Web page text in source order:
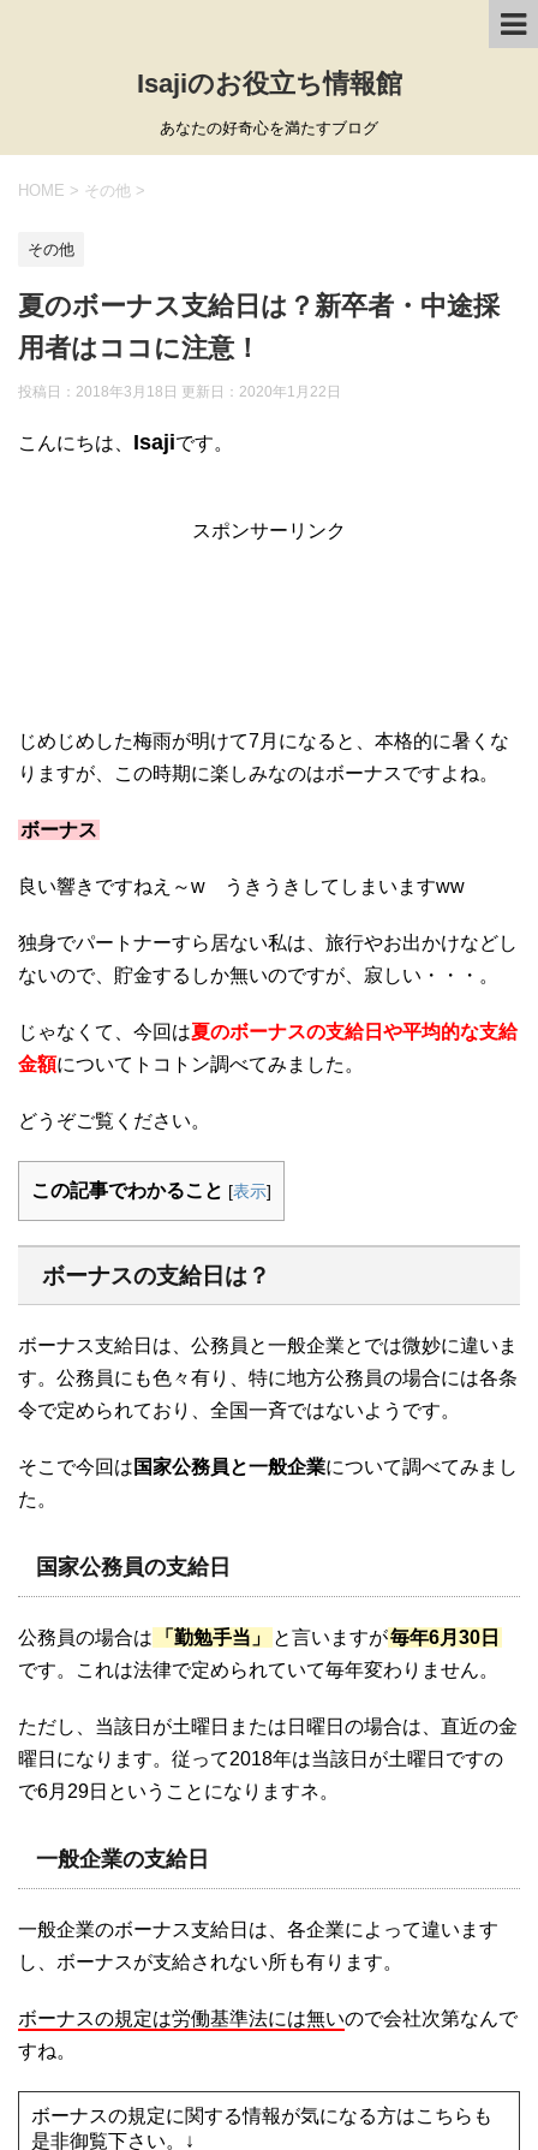
Isajiのお役立ち情報館
あなたの好奇心を満たすブログ
HOME > その他 >
その他
夏のボーナス支給日は？新卒者・中途採
用者はココに注意！
投稿日：2018年3月18日 更新日： 2020年1月22日
こんにちは、 Isajiです。
スポンサーリンク
じめじめした梅雨が明けて7月になると、本格的に暑くな
りますが、この時期に楽しみなのはボーナスですよね。
ボーナス
良い響きですねえ～w うきうきしてしまいますww
独身でパートナーすら居ない私は、旅行やお出かけなどし
ないので、貯金するしか無いのですが、寂しい・・・。
じゃなくて、今回は夏のボーナスの支給日や平均的な支給
金額についてトコトン調べてみました。
どうぞご覧ください。
この記事でわかること [表示]
ボーナスの支給日は？
ボーナス支給日は、公務員と一般企業とでは微妙に違いま
す。公務員にも色々有り、特に地方公務員の場合には各条
令で定められており、全国一斉ではないようです。
そこで今回は 国家公務員と一般企業について調べてみまし
た。
国家公務員の支給日
公務員の場合は 「勤勉手当」 と言いますが毎年6月30日
です。これは法律で定められていて毎年変わりません。
ただし、当該日が土曜日または日曜日の場合は、直近の金
曜日になります。従って2018年は当該日が土曜日ですの
で6月29日ということになりますネ。
一般企業の支給日
一般企業のボーナス支給日は、各企業によって違います
し、ボーナスが支給されない所も有ります。
ボーナスの規定は労働基準法には無いので会社次第なんで
すね。
ボーナスの規定に関する情報が気になる方はこちらも
是非御覧下さい。↓